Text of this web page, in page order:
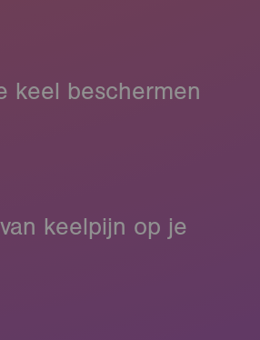
keel beschermen
keelpijn op je